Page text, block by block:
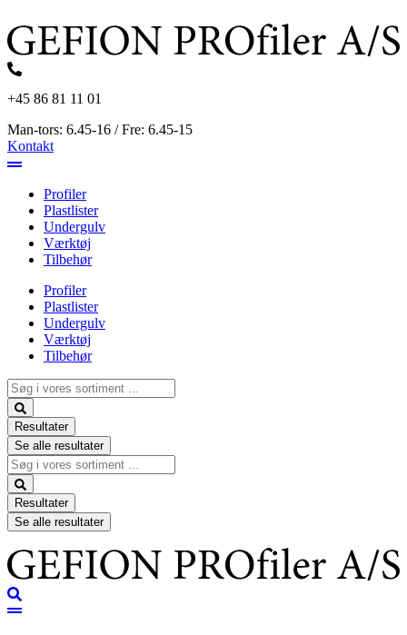
til
indhold
+45 86 81 11 01
Man-tors: 6.45-16 / Fre: 6.45-15
Kontakt
Profiler
Plastlister
Undergulv
Værktøj
Tilbehør
Profiler
Plastlister
Undergulv
Værktøj
Tilbehør
Search
...
Resultater
Se alle resultater
Search
...
Resultater
Se alle resultater